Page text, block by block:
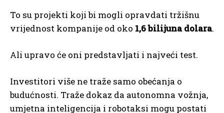
To su projekti koji bi mogli opravdati tržišnu
vrijednost kompanije od oko 1,6 bilijuna dolara.
Ali upravo će oni predstavljati i najveći test.
Investitori više ne traže samo obećanja o
budućnosti. Traže dokaz da autonomna vožnja,
umjetna inteligencija i robotaksi mogu postati